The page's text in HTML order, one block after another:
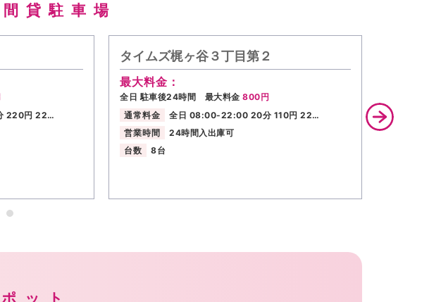
貸駐車場
220円 22…
タイムズ梶ヶ谷３丁目第２
最大料金：
全日 駐車後24時間 最大料金 800円
通常料金
全日 08:00-22:00 20分 110円 22…
営業時間
24時間入出庫可
台数
8台
大料金入庫
適用となり
ット